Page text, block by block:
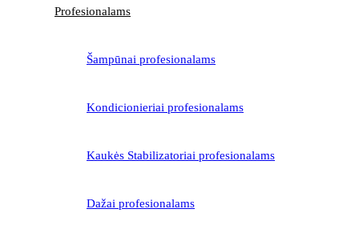
Profesionalams
Šampūnai profesionalams
Kondicionieriai profesionalams
Kaukės Stabilizatoriai profesionalams
Dažai profesionalams